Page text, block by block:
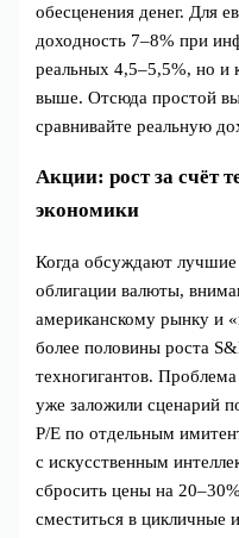
обесценения денег. Для
доходность 7–8% при
реальных 4,5–5,5%, но и
выше. Отсюда простой
сравнивайте реальную
Акции: рост за счёт
экономики
Когда обсуждают
облигации валюты,
американскому рынку и
более половины роста
техногигантов.
уже заложили сценарий
P/E по отдельным
с искусственным
сбросить цены на
сместиться в цикличные